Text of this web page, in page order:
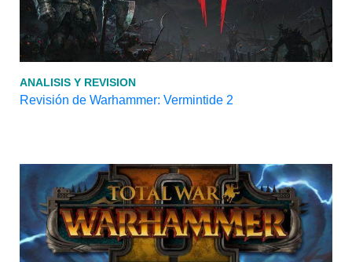
ANALISIS Y REVISION
Revisión de Warhammer: Vermintide 2